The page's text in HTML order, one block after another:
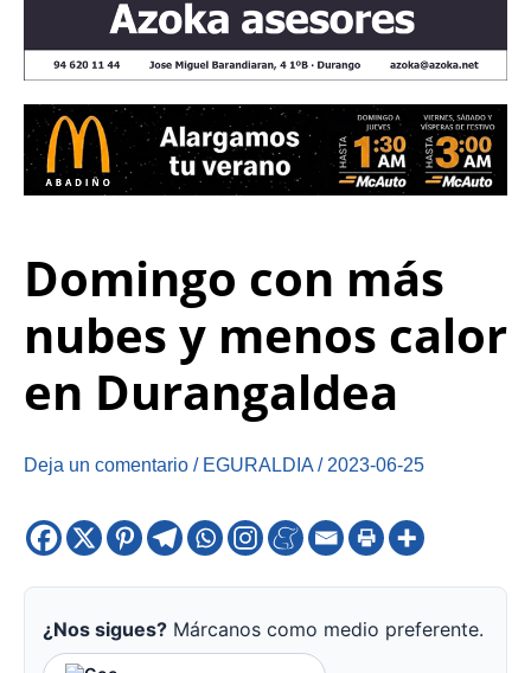
Domingo con más
nubes y menos calor
en Durangaldea
Deja un comentario / EGURALDIA / 2023-06-25
¿Nos sigues? Márcanos como medio preferente.